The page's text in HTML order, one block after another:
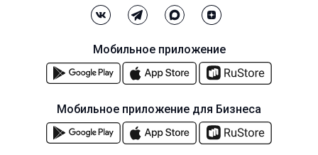
Мобильное приложение
Мобильное приложение для Бизнеса